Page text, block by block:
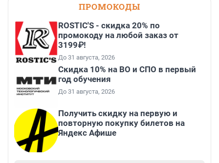
ПРОМОКОДЫ
ROSTIC'S - скидка 20% по
промокоду на любой заказ от
3199₽!
До 31 августа, 2026
Скидка 10% на ВО и СПО в первый
год обучения
До 31 августа, 2026
Получить скидку на первую и
повторную покупку билетов на
Яндекс Афише